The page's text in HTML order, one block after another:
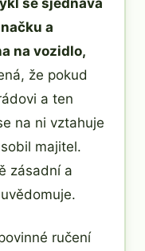
se sjednává
a
na vozidlo,
že pokud
a ten
na ni vztahuje
majitel.
zásadní a
ručení